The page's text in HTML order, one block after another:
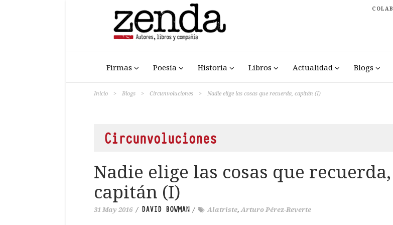
Firmas Poesía Historia Libros Actualidad Blogs
Inicio > Blogs > Circunvoluciones > Nadie elige las cosas que recuerda, capitán (I)
Circunvoluciones
Nadie elige las cosas que recuerda,
capitán (I)
31 May 2016 / DAVID BOWMAN / Alatriste, Arturo Pérez-Reverte